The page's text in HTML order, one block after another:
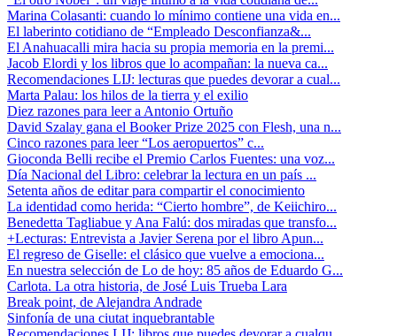
Marina Colasanti: cuando lo mínimo contiene una vida en...
El laberinto cotidiano de “Empleado Desconfianza&...
El Anahuacalli mira hacia su propia memoria en la premi...
Jacob Elordi y los libros que lo acompañan: la nueva ca...
Recomendaciones LIJ: lecturas que puedes devorar a cual...
Marta Palau: los hilos de la tierra y el exilio
Diez razones para leer a Antonio Ortuño
David Szalay gana el Booker Prize 2025 con Flesh, una n...
Cinco razones para leer “Los aeropuertos” c...
Gioconda Belli recibe el Premio Carlos Fuentes: una voz...
Día Nacional del Libro: celebrar la lectura en un país ...
Setenta años de editar para compartir el conocimiento
La identidad como herida: “Cierto hombre”, de Keiichiro...
Benedetta Tagliabue y Ana Falú: dos miradas que transfo...
+Lecturas: Entrevista a Javier Serena por el libro Apun...
El regreso de Giselle: el clásico que vuelve a emociona...
En nuestra selección de Lo de hoy: 85 años de Eduardo G...
Carlota. La otra historia, de José Luis Trueba Lara
Break point, de Alejandra Andrade
Sinfonía de una ciutat inquebrantable